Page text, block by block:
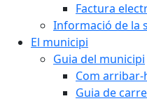
Factura
Informació de la
El municipi
Guia del municipi
Com arribar-
Guia de